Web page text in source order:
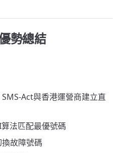
勢總結
SMS-Act與香港運營商建立直
算法匹配最優號碼
換故障號碼